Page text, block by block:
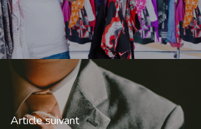
Article suivant